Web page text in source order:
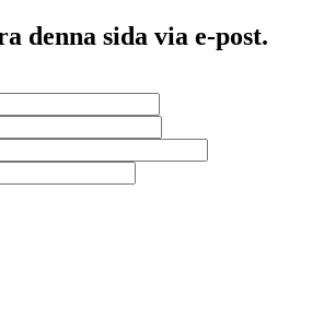
denna sida via e-post.